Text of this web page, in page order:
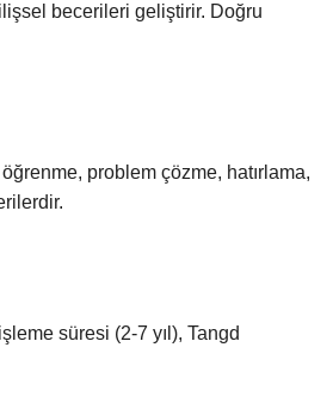
becerileri geliştirir. Doğru
problem çözme, hatırlama,
süresi (2-7 yıl), Tangd